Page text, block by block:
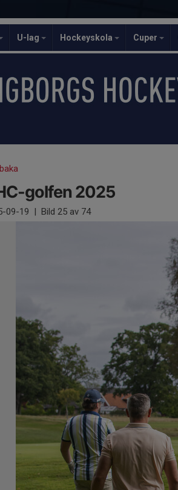
U-lag Hockeyskola Cuper
golfen 2025
09-19 | Bild 25 av 74